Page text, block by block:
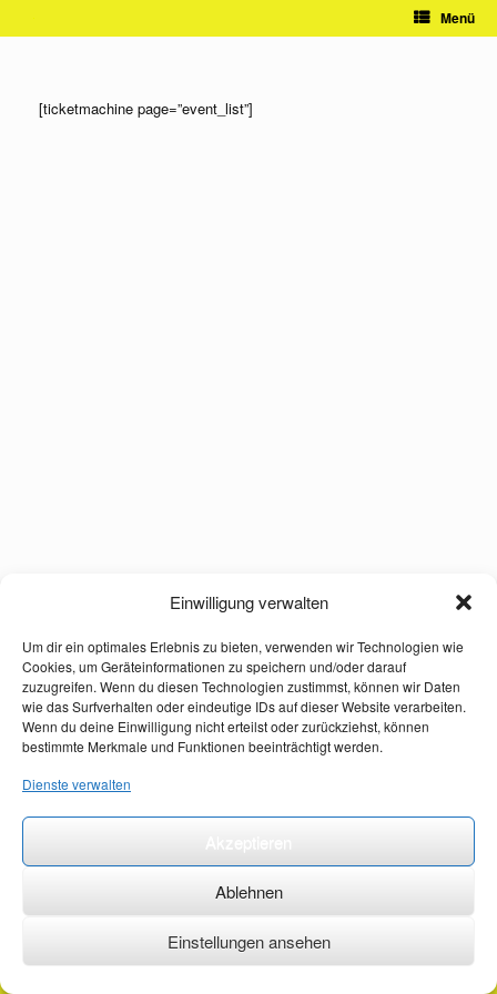
Einwilligung verwalten
Um dir ein optimales Erlebnis zu bieten, verwenden wir Technologien wie
Cookies, um Geräteinformationen zu speichern und/oder darauf
zuzugreifen. Wenn du diesen Technologien zustimmst, können wir Daten
wie das Surfverhalten oder eindeutige IDs auf dieser Website verarbeiten.
Wenn du deine Einwilligung nicht erteilst oder zurückziehst, können
bestimmte Merkmale und Funktionen beeinträchtigt werden.
Dienste verwalten
Ablehnen
Einstellungen ansehen
Menü
[ticketmachine page=”event_list”]
©2026 ·erstehilfekurs-mauch.de ·AGB ·Datenschutzerklärung ·Impressum ·